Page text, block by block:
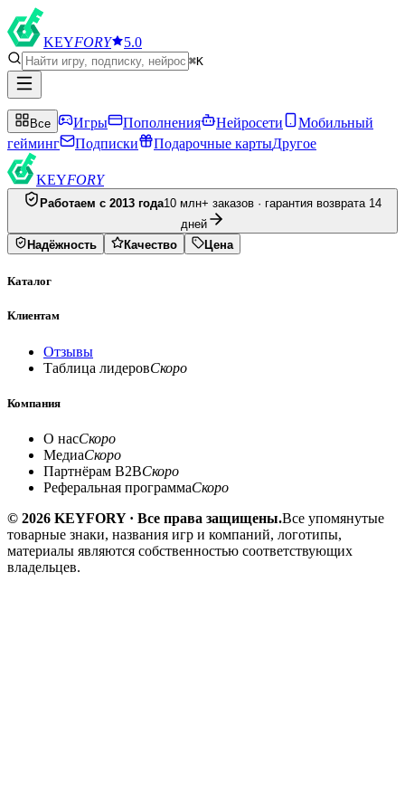
KEYFORY 5.0
⌘K
Все Игры Пополнения Нейросети
Мобильный
гейминг
Подписки Подарочные картыДругое
KEYFORY
Работаем с 2013 года10 млн+ заказов · гарантия возврата 14
дней
Надёжность
Качество Цена
Каталог
Клиентам
Отзывы
Таблица лидеровСкоро
Компания
О насСкоро
МедиаСкоро
Партнёрам B2BСкоро
Реферальная программаСкоро
© 2026 KEYFORY · Все права защищены.Все упомянутые
товарные знаки, названия игр и компаний, логотипы,
материалы являются собственностью соответствующих
владельцев.